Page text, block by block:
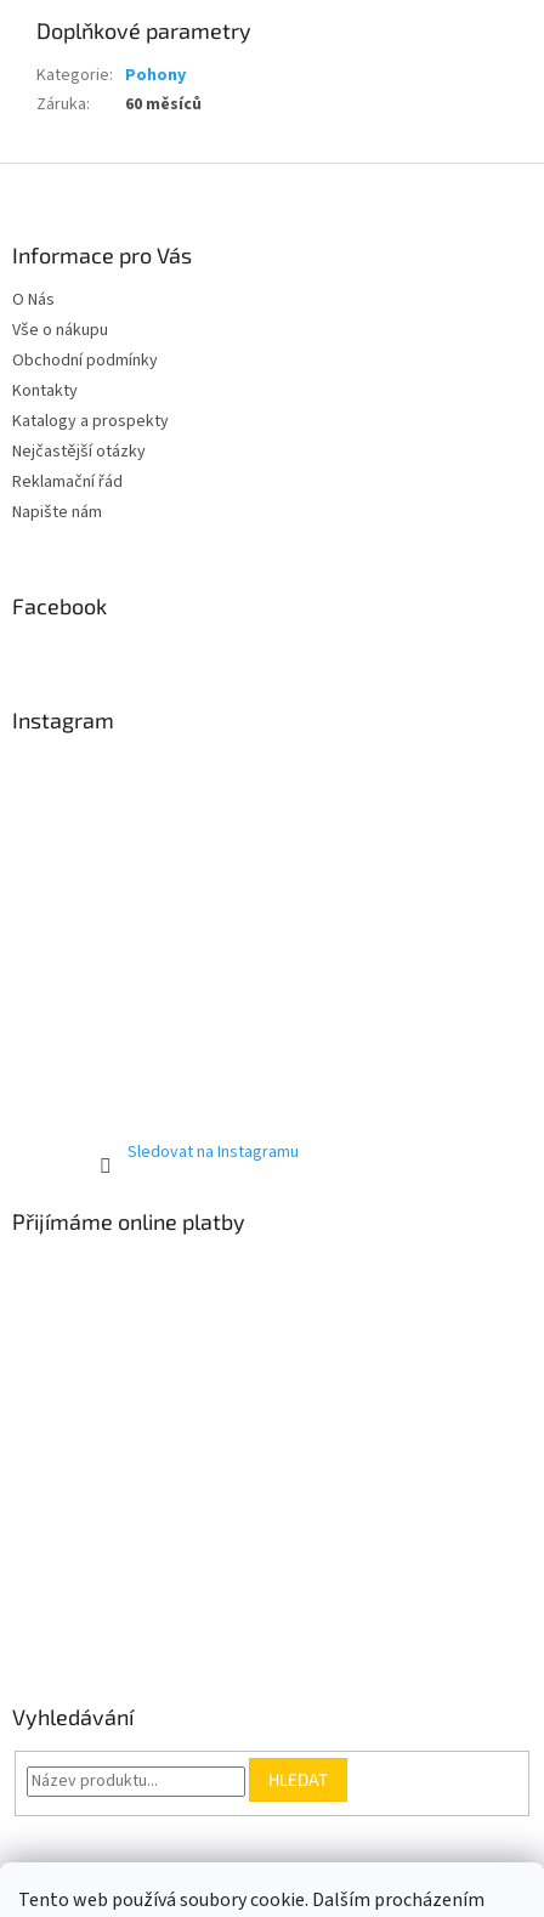
Tento web používá soubory cookie. Dalším procházením
Doplňkové parametry
Kategorie: Pohony
Záruka: 60 měsíců
Informace pro Vás
O Nás
Vše o nákupu
Obchodní podmínky
Kontakty
Katalogy a prospekty
Nejčastější otázky
Reklamační řád
Napište nám
Facebook
Instagram
Sledovat na Instagramu
Přijímáme online platby
Vyhledávání
HLEDAT